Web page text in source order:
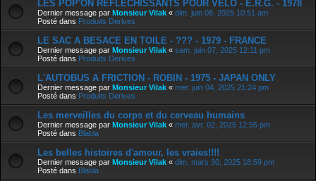
LES POP'ON REFLECHISSANTS POUR VELO - E.R.G. - 1978
Dernier message par Monsieur Vilak « dim. juin 08, 2025 10:51 am
Posté dans Produits Derives
LE SAC A BESACE EN TOILE - ??? - 1979 - FRANCE
Dernier message par Monsieur Vilak « sam. juin 07, 2025 12:11 pm
Posté dans Produits Derives
L'AUTOBUS A FRICTION - ROBIN - 1975 - JAPAN ONLY
Dernier message par Monsieur Vilak « mer. juin 04, 2025 21:24 pm
Posté dans Produits Derives
Les merveilles du corps et du cerveau humains
Dernier message par Monsieur Vilak « mer. avr. 02, 2025 12:55 pm
Posté dans Blabla
Les belles histoires d'amour, les vraies!!!!
Dernier message par Monsieur Vilak « dim. mars 30, 2025 18:59 pm
Posté dans Blabla